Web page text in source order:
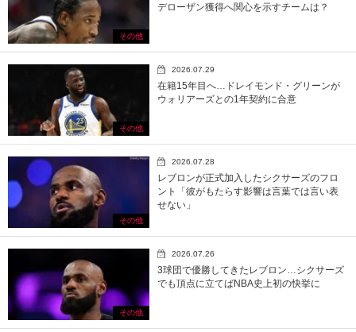
その他
デローザン獲得へ関心を示すチームは？
その他
2026.07.29
在籍15年目へ…ドレイモンド・グリーンが
ウォリアーズとの1年契約に合意
その他
2026.07.28
レブロンが正式加入したシクサーズのフロ
ント「彼がもたらす影響は言葉では言い表
せない」
その他
2026.07.26
3球団で優勝してきたレブロン…シクサーズ
でも頂点に立てばNBA史上初の快挙に